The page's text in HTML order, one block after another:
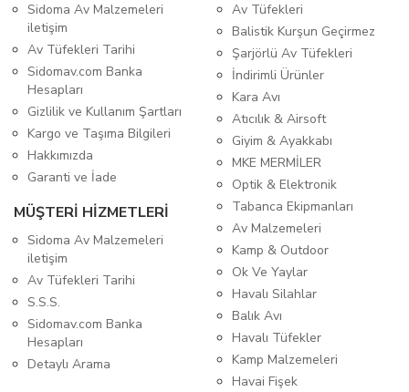
Sidoma Av Malzemeleri
iletişim
Av Tüfekleri Tarihi
Sidomav.com Banka
Hesapları
Gizlilik ve Kullanım Şartları
Kargo ve Taşıma Bilgileri
Hakkımızda
Garanti ve İade
MÜŞTERİ HİZMETLERİ
Sidoma Av Malzemeleri
iletişim
Av Tüfekleri Tarihi
S.S.S.
Sidomav.com Banka
Hesapları
Detaylı Arama
Av Tüfekleri
Balistik Kurşun Geçirmez
Şarjörlü Av Tüfekleri
İndirimli Ürünler
Kara Avı
Atıcılık & Airsoft
Giyim & Ayakkabı
MKE MERMİLER
Optik & Elektronik
Tabanca Ekipmanları
Av Malzemeleri
Kamp & Outdoor
Ok Ve Yaylar
Havalı Silahlar
Balık Avı
Havalı Tüfekler
Kamp Malzemeleri
Havai Fişek